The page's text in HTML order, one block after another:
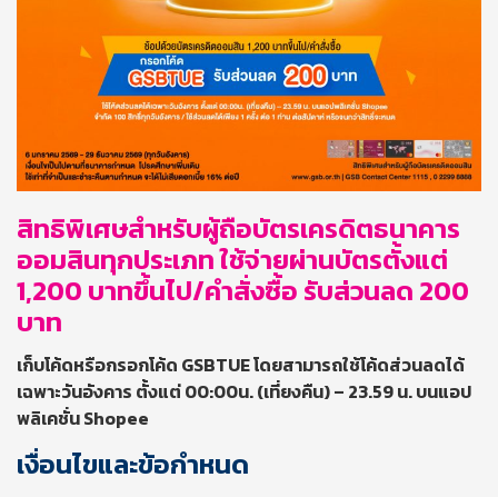
สิทธิพิเศษสำหรับผู้ถือบัตรเครดิตธนาคาร
ออมสินทุกประเภท ใช้จ่ายผ่านบัตรตั้งแต่
1,200 บาทขึ้นไป/คำสั่งซื้อ รับส่วนลด 200
บาท
เก็บโค้ดหรือกรอกโค้ด GSBTUE โดยสามารถใช้โค้ดส่วนลดได้
เฉพาะวันอังคาร ตั้งแต่ 00:00น. (เที่ยงคืน) – 23.59 น. บนแอป
พลิเคชั่น Shopee
เงื่อนไขและข้อกำหนด